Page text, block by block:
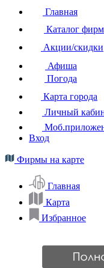
Главная
Каталог фирм
Акции/скидки
Афиша
Погода
Карта города
Личный
Вход
Фирмы на карте
Главная
Карта
Избранное